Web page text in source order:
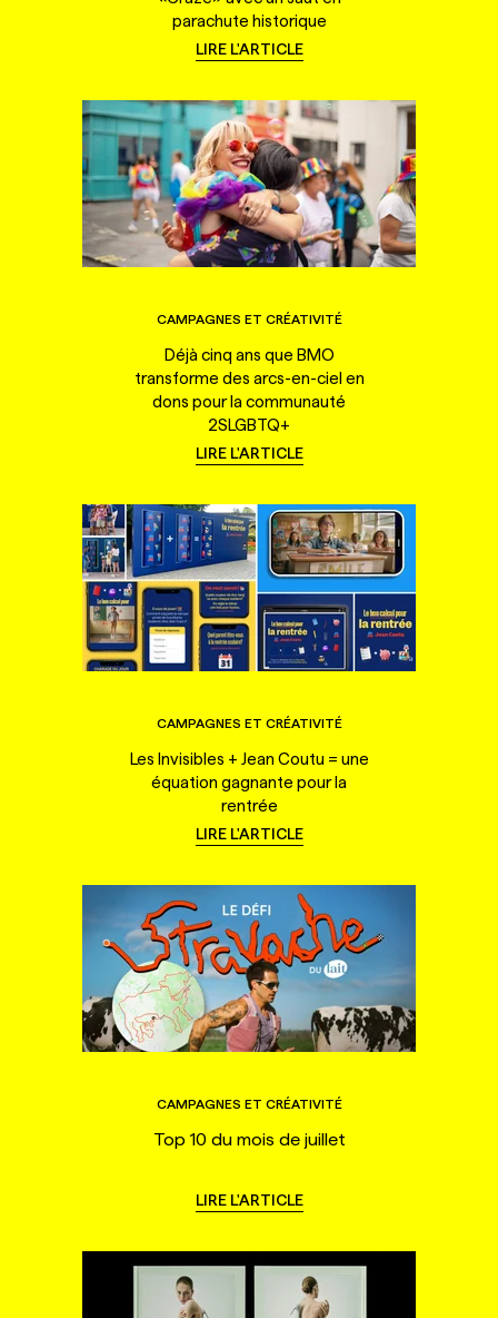
parachute historique
LIRE L'ARTICLE
CAMPAGNES ET CRÉATIVITÉ
Déjà cinq ans que BMO
transforme des arcs-en-ciel en
dons pour la communauté
2SLGBTQ+
LIRE L'ARTICLE
CAMPAGNES ET CRÉATIVITÉ
Les Invisibles + Jean Coutu = une
équation gagnante pour la
rentrée
LIRE L'ARTICLE
CAMPAGNES ET CRÉATIVITÉ
Top 10 du mois de juillet
LIRE L'ARTICLE